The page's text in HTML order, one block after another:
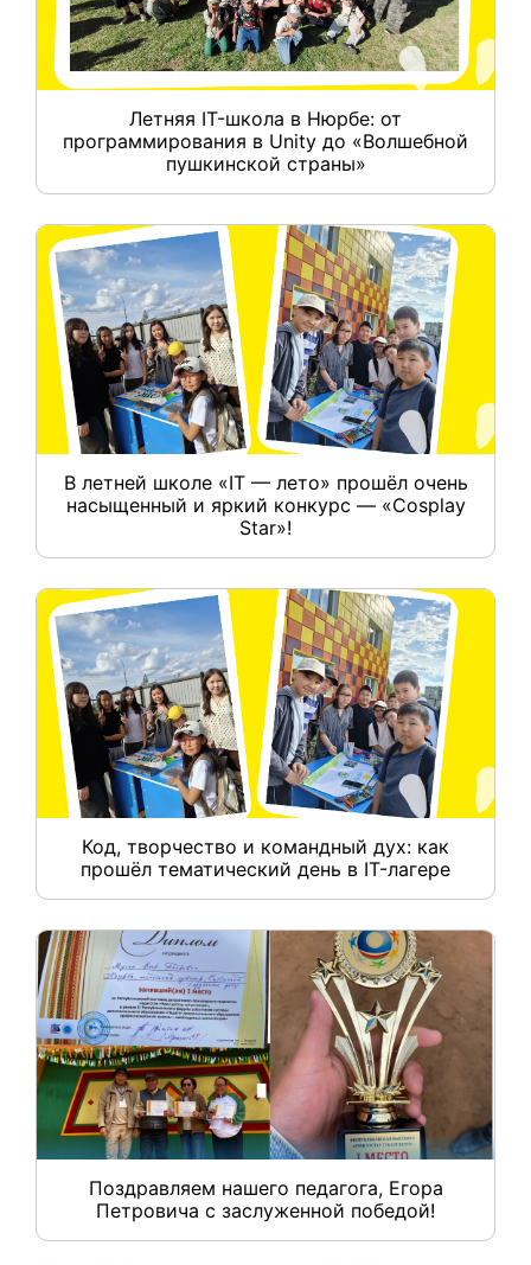
Летняя IT-школа в Нюрбе: от
программирования в Unity до «Волшебной
пушкинской страны»
В летней школе «IT — лето» прошёл очень
насыщенный и яркий конкурс — «Cosplay
Star»!
Код, творчество и командный дух: как
прошёл тематический день в IT-лагере
Поздравляем нашего педагога, Егора
Петровича с заслуженной победой!